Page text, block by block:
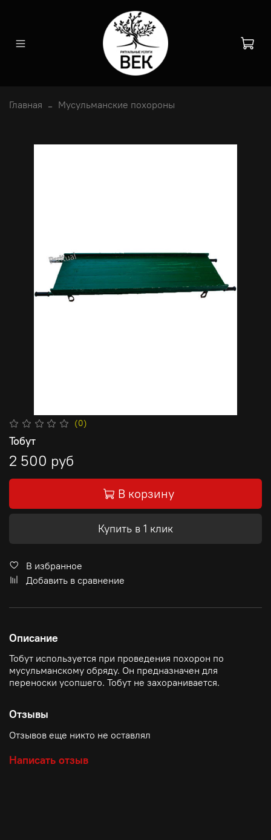
Главная Мусульманские похороны
(0)
Тобут
2 500 руб
В корзину
Купить в 1 клик
В избранное
Добавить в сравнение
Описание
Тобут используется при проведения похорон по
мусульманскому обряду. Он предназначен для
переноски усопшего. Тобут не захоранивается.
Отзывы
Отзывов еще никто не оставлял
Написать отзыв